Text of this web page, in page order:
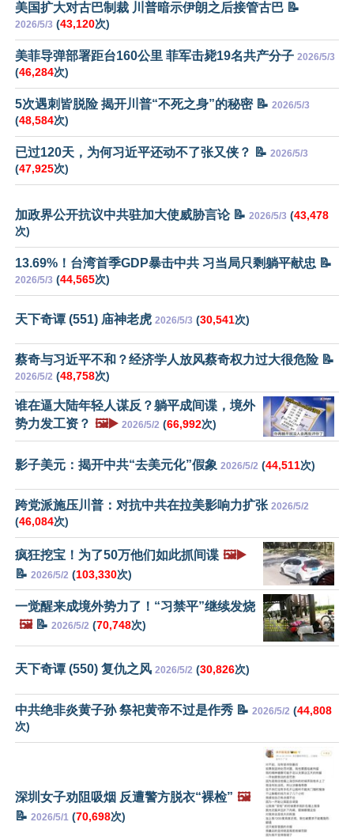
美国扩大对古巴制裁 川普暗示伊朗之后接管古巴 📝
2026/5/3 (43,120次)
美菲导弹部署距台160公里 菲军击毙19名共产分子 2026/5/3
(46,284次)
5次遇刺皆脱险 揭开川普“不死之身”的秘密 📝 2026/5/3
(48,584次)
已过120天，为何习近平还动不了张又侠？ 📝 2026/5/3
(47,925次)
加政界公开抗议中共驻加大使威胁言论 📝 2026/5/3 (43,478
次)
13.69%！台湾首季GDP暴击中共 习当局只剩躺平献忠 📝
2026/5/3 (44,565次)
天下奇谭 (551) 庙神老虎 2026/5/3 (30,541次)
蔡奇与习近平不和？经济学人放风蔡奇权力过大很危险 📝
2026/5/2 (48,758次)
谁在逼大陆年轻人谋反？躺平成间谍，境外
势力发工资？ 🖼️▶️ 2026/5/2 (66,992次)
影子美元：揭开中共“去美元化”假象 2026/5/2 (44,511次)
跨党派施压川普：对抗中共在拉美影响力扩张 2026/5/2
(46,084次)
疯狂挖宝！为了50万他们如此抓间谍 🖼️▶️
📝 2026/5/2 (103,330次)
一觉醒来成境外势力了！“习禁平”继续发烧
🖼️📝 2026/5/2 (70,748次)
天下奇谭 (550) 复仇之风 2026/5/2 (30,826次)
中共绝非炎黄子孙 祭祀黄帝不过是作秀 📝 2026/5/2 (44,808
次)
深圳女子劝阻吸烟 反遭警方脱衣“裸检” 🖼️
📝 2026/5/1 (70,698次)